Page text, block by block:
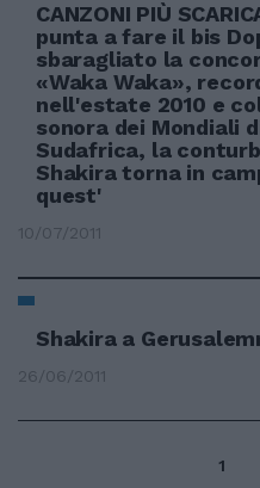
CANZONI PIÙ
punta a fare il bis
sbaragliato la
«Waka Waka»,
nell'estate 2010 e
sonora dei Mondiali
Sudafrica, la
Shakira torna in
quest'
10/07/2011
Shakira a
26/06/2011
1